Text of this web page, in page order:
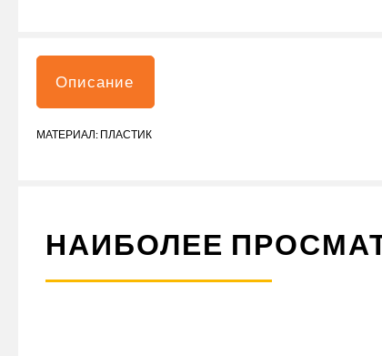
Описание
МАТЕРИАЛ: ПЛАСТИК
НАИБОЛЕЕ